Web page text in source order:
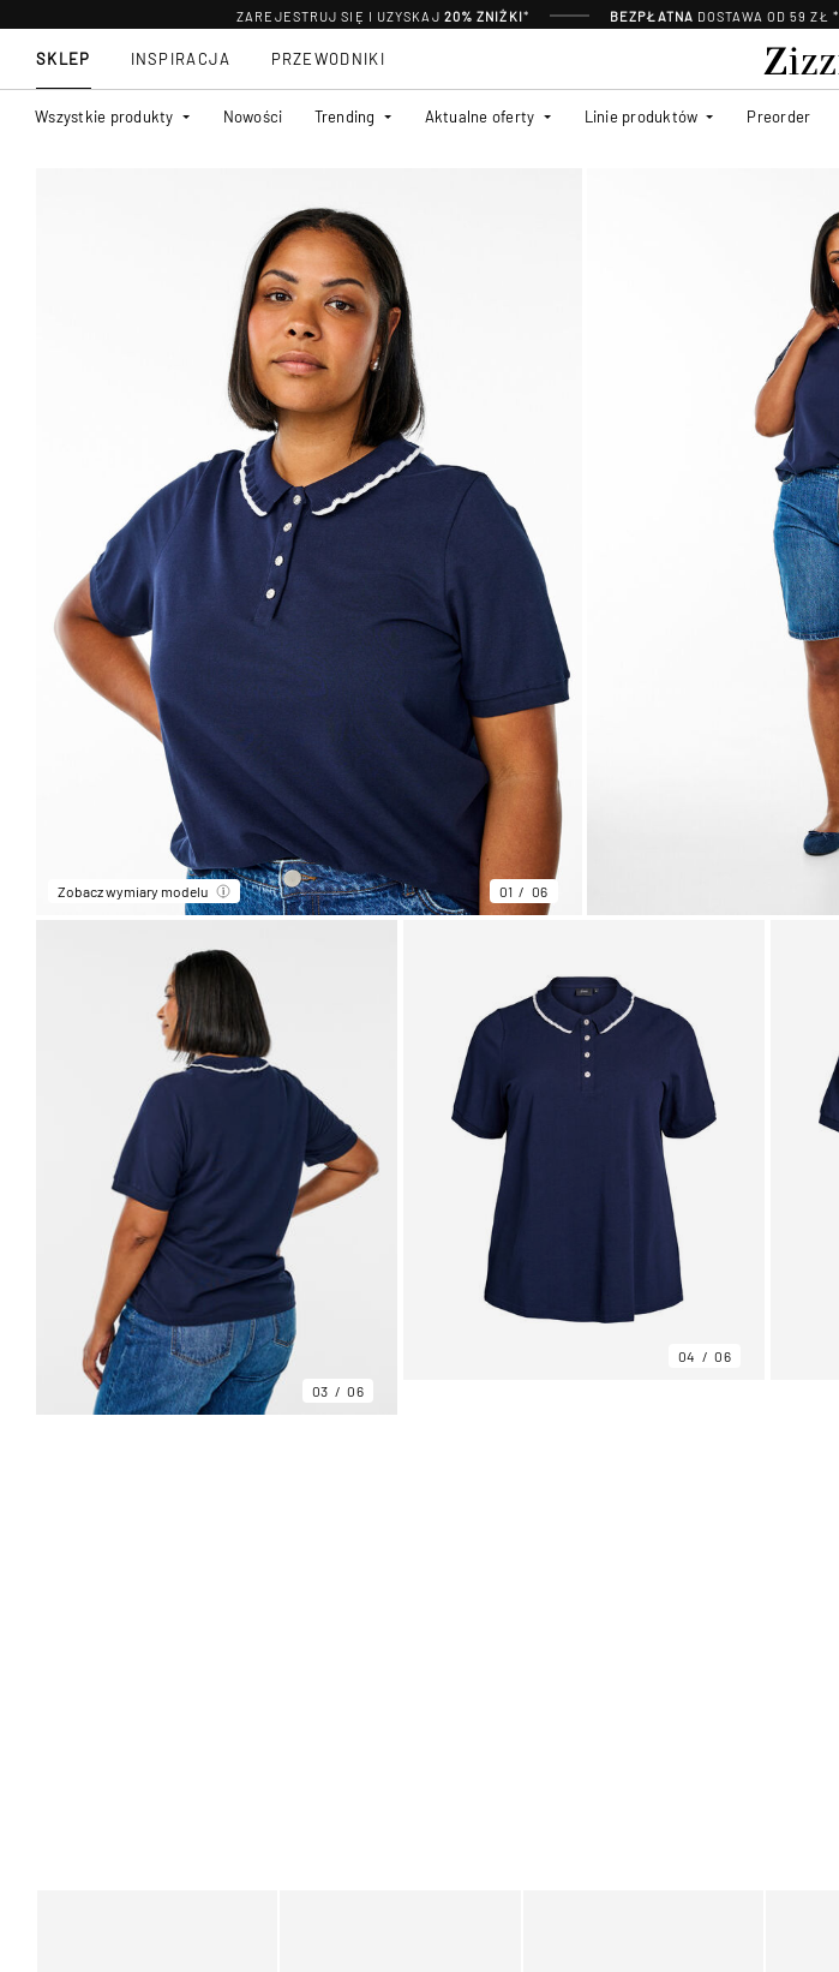
ZAREJESTRUJ SIĘ I UZYSKAJ 20% ZNIŻKI* BEZPŁATNA DOSTAWA OD 59 ZŁ *
SKLEP
Wszystkie produkty Nowości Trending Aktualne oferty Linie produktów Preorder
INSPIRACJA PRZEWODNIKI
Zobacz wymiary modelu 01 06
03 06
04 06